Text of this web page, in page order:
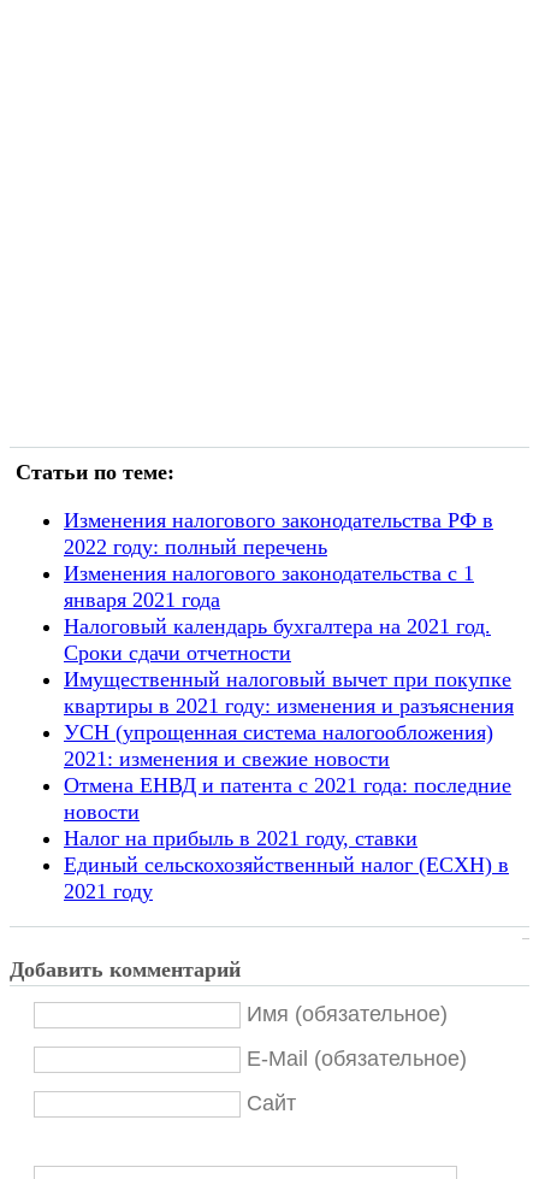
Статьи по теме:
Изменения налогового законодательства РФ в
2022 году: полный перечень
Изменения налогового законодательства с 1
января 2021 года
Налоговый календарь бухгалтера на 2021 год.
Сроки сдачи отчетности
Имущественный налоговый вычет при покупке
квартиры в 2021 году: изменения и разъяснения
УСН (упрощенная система налогообложения)
2021: изменения и свежие новости
Отмена ЕНВД и патента с 2021 года: последние
новости
Налог на прибыль в 2021 году, ставки
Единый сельскохозяйственный налог (ЕСХН) в
2021 году
Добавить комментарий
Имя (обязательное)
E-Mail (обязательное)
Сайт